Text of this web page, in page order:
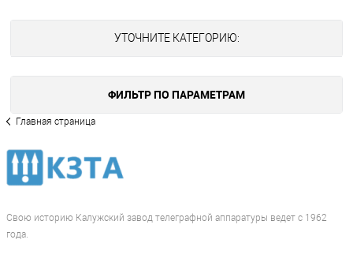
УТОЧНИТЕ КАТЕГОРИЮ:
ФИЛЬТР ПО ПАРАМЕТРАМ
Главная страница
Свою историю Калужский завод телеграфной аппаратуры ведет с 1962
года.